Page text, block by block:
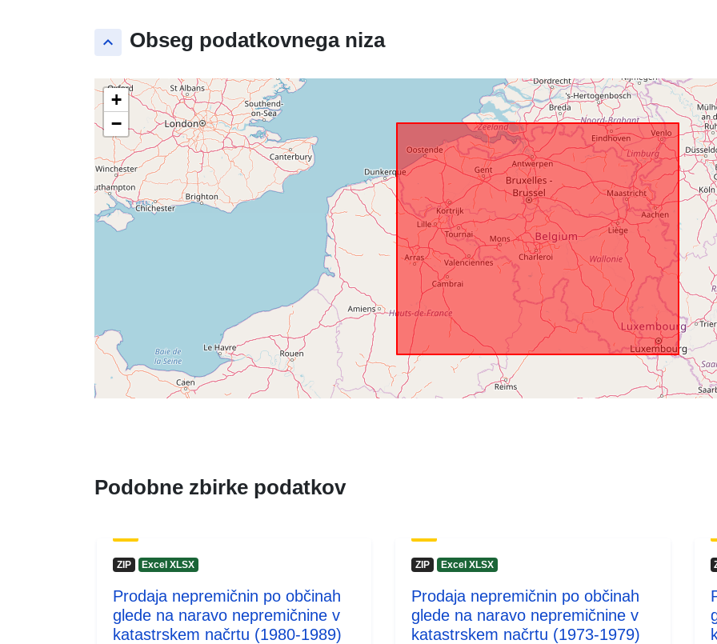
keyboard_arrow_up Obseg podatkovnega niza
+
−
Podobne zbirke podatkov
ZIP Excel XLSX
Prodaja nepremičnin po občinah
glede na naravo nepremičnine v
katastrskem načrtu (1980-1989)
ZIP Excel XLSX
Prodaja nepremičnin po občinah
glede na naravo nepremičnine v
katastrskem načrtu (1973-1979)